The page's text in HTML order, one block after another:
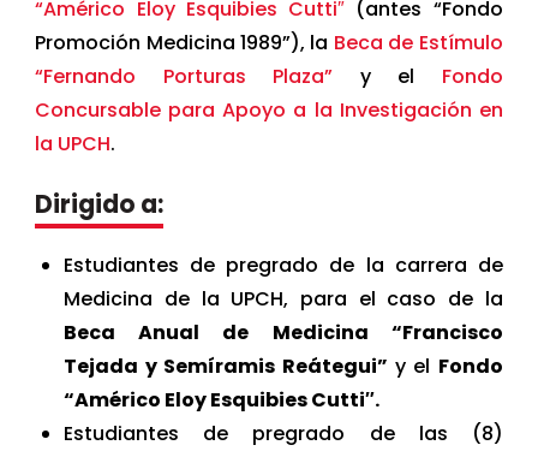
“Américo Eloy Esquibies Cutti″ (antes “Fondo
Promoción Medicina 1989”), la Beca de Estímulo
“Fernando Porturas Plaza” y el Fondo
Concursable para Apoyo a la Investigación en
la UPCH.
Dirigido a:
Estudiantes de pregrado de la carrera de
Medicina de la UPCH, para el caso de la
Beca Anual de Medicina “Francisco
Tejada y Semíramis Reátegui” y el Fondo
“Américo Eloy Esquibies Cutti″.
Estudiantes de pregrado de las (8)